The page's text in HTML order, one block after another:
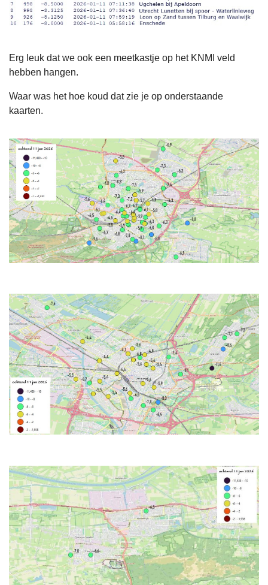
Erg leuk dat we ook een meetkastje op het KNMI veld
hebben hangen.
Waar was het hoe koud dat zie je op onderstaande
kaarten.